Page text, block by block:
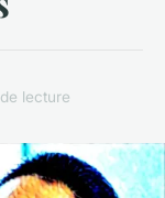
lecture